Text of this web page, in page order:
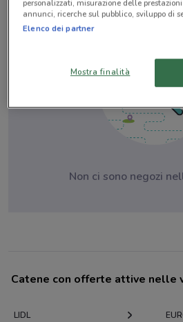
Non ci sono negozi
Catene con offerte attive nelle
LIDL
personalizzati, misurazione delle
annunci, ricerche sul pubblico, sviluppo di
Elenco dei partner
Mostra finalità